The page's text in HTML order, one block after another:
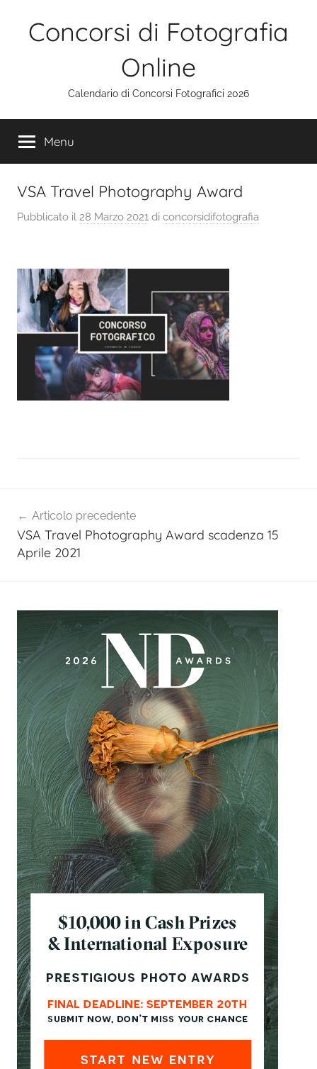
Concorsi di Fotografia
Online
Calendario di Concorsi Fotografici 2026
Menu
VSA Travel Photography Award
Pubblicato il 28 Marzo 2021 di concorsidifotografia
articoli
Articolo precedente
VSA Travel Photography Award scadenza 15
Aprile 2021